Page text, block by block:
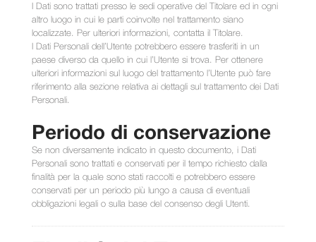
I Dati sono trattati presso le sedi operative del Titolare ed in ogni
altro luogo in cui le parti coinvolte nel trattamento siano
localizzate. Per ulteriori informazioni, contatta il Titolare.
I Dati Personali dell’Utente potrebbero essere trasferiti in un
paese diverso da quello in cui l’Utente si trova. Per ottenere
ulteriori informazioni sul luogo del trattamento l’Utente può fare
riferimento alla sezione relativa ai dettagli sul trattamento dei Dati
Personali.
Periodo di conservazione
Se non diversamente indicato in questo documento, i Dati
Personali sono trattati e conservati per il tempo richiesto dalla
finalità per la quale sono stati raccolti e potrebbero essere
conservati per un periodo più lungo a causa di eventuali
obbligazioni legali o sulla base del consenso degli Utenti.